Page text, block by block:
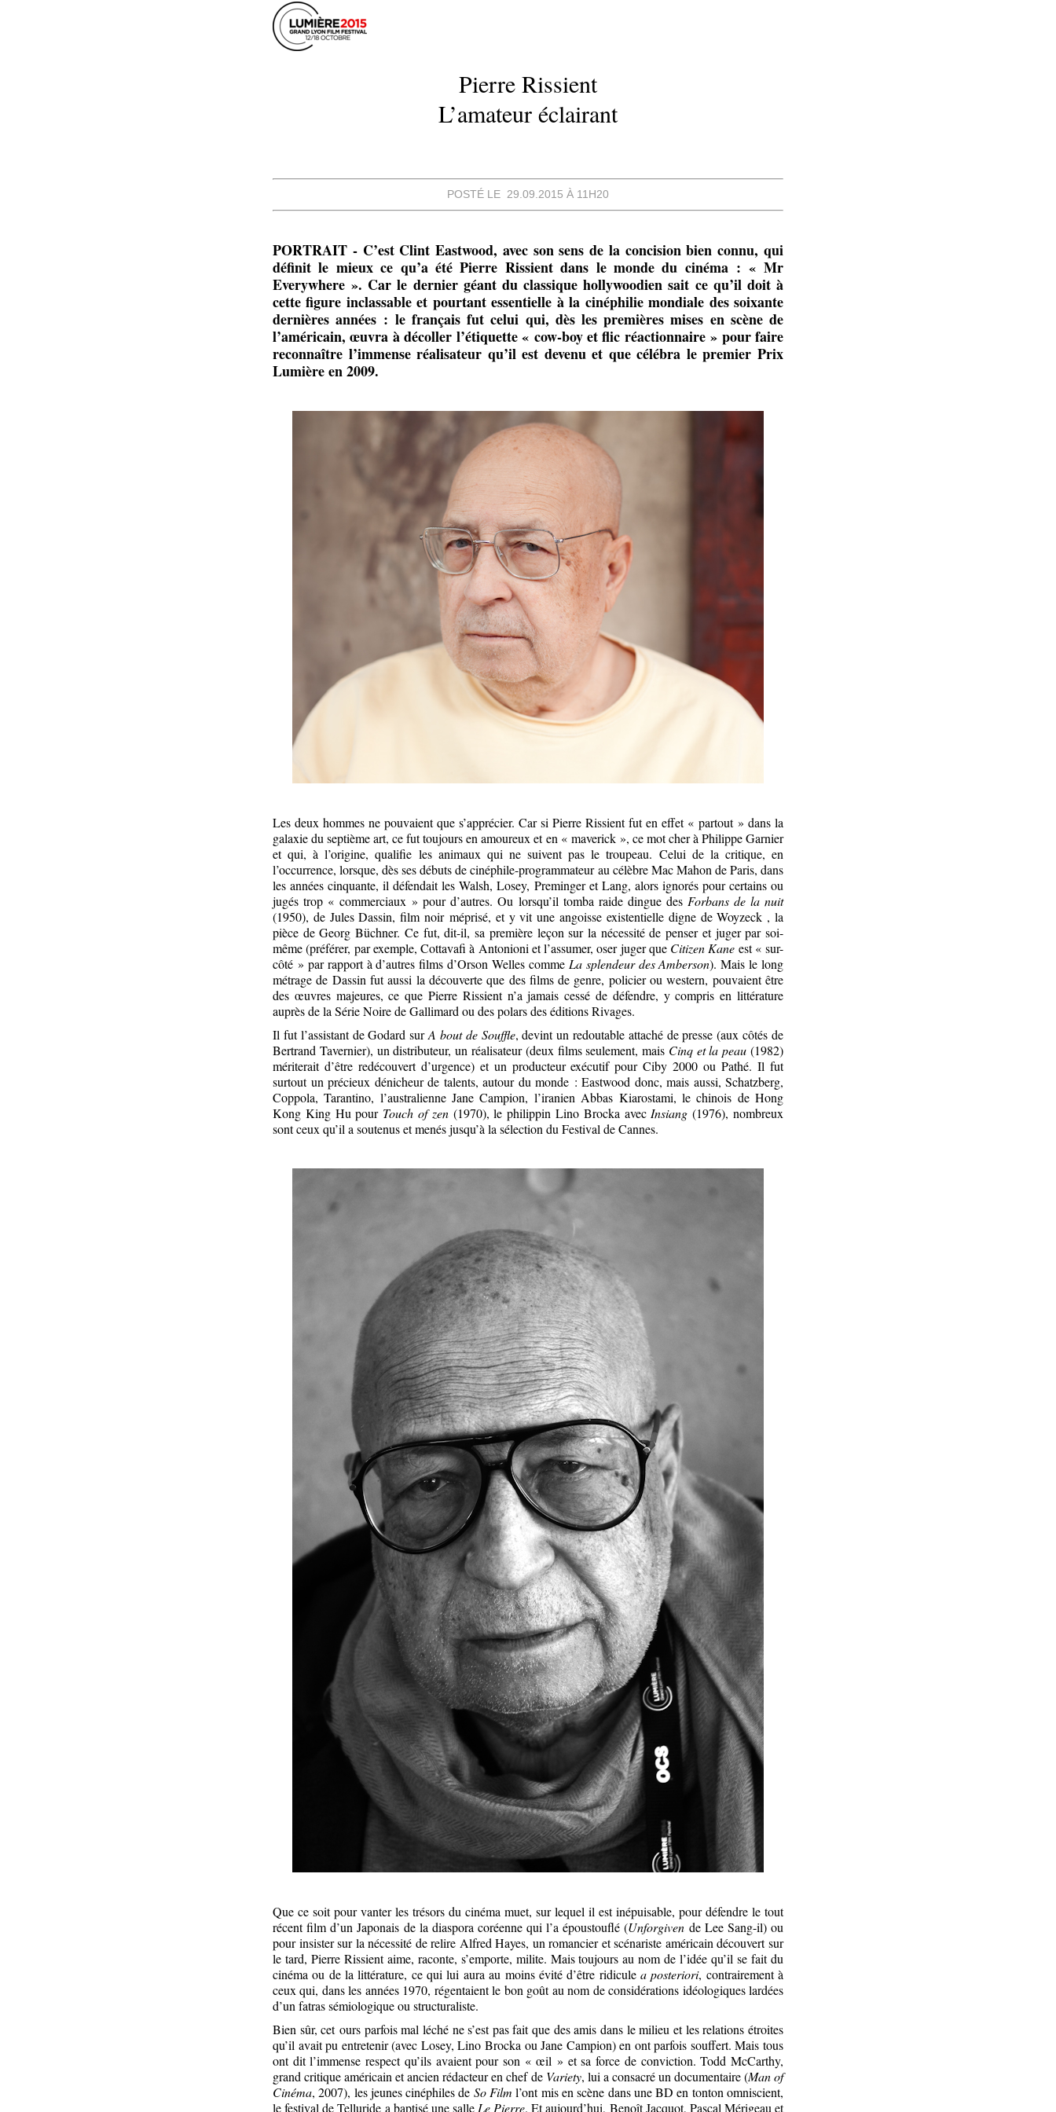
Pierre Rissient
L’amateur éclairant
POSTÉ LE 29.09.2015 À 11H20
PORTRAIT - C’est Clint Eastwood, avec son sens de la concision bien connu, qui
définit le mieux ce qu’a été Pierre Rissient dans le monde du cinéma : « Mr
Everywhere ». Car le dernier géant du classique hollywoodien sait ce qu’il doit à
cette figure inclassable et pourtant essentielle à la cinéphilie mondiale des soixante
dernières années : le français fut celui qui, dès les premières mises en scène de
l’américain, œuvra à décoller l’étiquette « cow-boy et flic réactionnaire » pour faire
reconnaître l’immense réalisateur qu’il est devenu et que célébra le premier Prix
Lumière en 2009.
Les deux hommes ne pouvaient que s’apprécier. Car si Pierre Rissient fut en effet « partout » dans la
galaxie du septième art, ce fut toujours en amoureux et en « maverick », ce mot cher à Philippe Garnier
et qui, à l’origine, qualifie les animaux qui ne suivent pas le troupeau. Celui de la critique, en
l’occurrence, lorsque, dès ses débuts de cinéphile-programmateur au célèbre Mac Mahon de Paris, dans
les années cinquante, il défendait les Walsh, Losey, Preminger et Lang, alors ignorés pour certains ou
jugés trop « commerciaux » pour d’autres. Ou lorsqu’il tomba raide dingue des Forbans de la nuit
(1950), de Jules Dassin, film noir méprisé, et y vit une angoisse existentielle digne de Woyzeck , la
pièce de Georg Büchner. Ce fut, dit-il, sa première leçon sur la nécessité de penser et juger par soi-
même (préférer, par exemple, Cottavafi à Antonioni et l’assumer, oser juger que Citizen Kane est « sur-
côté » par rapport à d’autres films d’Orson Welles comme La splendeur des Amberson). Mais le long
métrage de Dassin fut aussi la découverte que des films de genre, policier ou western, pouvaient être
des œuvres majeures, ce que Pierre Rissient n’a jamais cessé de défendre, y compris en littérature
auprès de la Série Noire de Gallimard ou des polars des éditions Rivages.
Il fut l’assistant de Godard surA bout de Souffle, devint un redoutable attaché de presse (aux côtés de
Bertrand Tavernier), un distributeur, un réalisateur (deux films seulement, mais Cinq et la peau (1982)
mériterait d’être redécouvert d’urgence) et un producteur exécutif pour Ciby 2000 ou Pathé. Il fut
surtout un précieux dénicheur de talents, autour du monde : Eastwood donc, mais aussi, Schatzberg,
Coppola, Tarantino, l’australienne Jane Campion, l’iranien Abbas Kiarostami, le chinois de Hong
Kong King Hu pour Touch of zen (1970), le philippin Lino Brocka avec Insiang(1976), nombreux
sont ceux qu’il a soutenus et menés jusqu’à la sélection du Festival de Cannes.
Que ce soit pour vanter les trésors du cinéma muet, sur lequel il est inépuisable, pour défendre le tout
récent film d’un Japonais de la diaspora coréenne qui l’a époustouflé (Unforgiven de Lee Sang-il) ou
pour insister sur la nécessité de relire Alfred Hayes, un romancier et scénariste américain découvert sur
le tard, Pierre Rissient aime, raconte, s’emporte, milite. Mais toujours au nom de l’idée qu’il se fait du
cinéma ou de la littérature, ce qui lui aura au moins évité d’être ridiculea posteriori, contrairement à
ceux qui, dans les années 1970, régentaient le bon goût au nom de considérations idéologiques lardées
d’un fatras sémiologique ou structuraliste.
Bien sûr, cet ours parfois mal léché ne s’est pas fait que des amis dans le milieu et les relations étroites
qu’il avait pu entretenir (avec Losey, Lino Brocka ou Jane Campion) en ont parfois souffert. Mais tous
ont dit l’immense respect qu’ils avaient pour son « œil » et sa force de conviction. Todd McCarthy,
grand critique américain et ancien rédacteur en chef de Variety, lui a consacré un documentaire (Man of
Cinéma, 2007), les jeunes cinéphiles de So Film l’ont mis en scène dans une BD en tonton omniscient,
le festival de Telluride a baptisé une salle Le Pierre. Et aujourd’hui, Benoît Jacquot, Pascal Mérigeau et